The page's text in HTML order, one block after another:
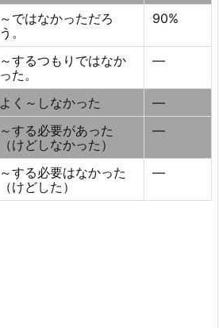
～ではなかっただろ
う。
90%
～するつもりではなか
った。
―
よく～しなかった
―
～する必要があった
（けどしなかった）
―
～する必要はなかった
（けどした）
―